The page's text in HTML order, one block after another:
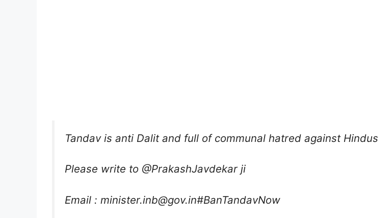
Tandav is anti Dalit and full of communal hatred against Hindus
Please write to @PrakashJavdekar ji
Email : minister.inb@gov.in#BanTandavNow